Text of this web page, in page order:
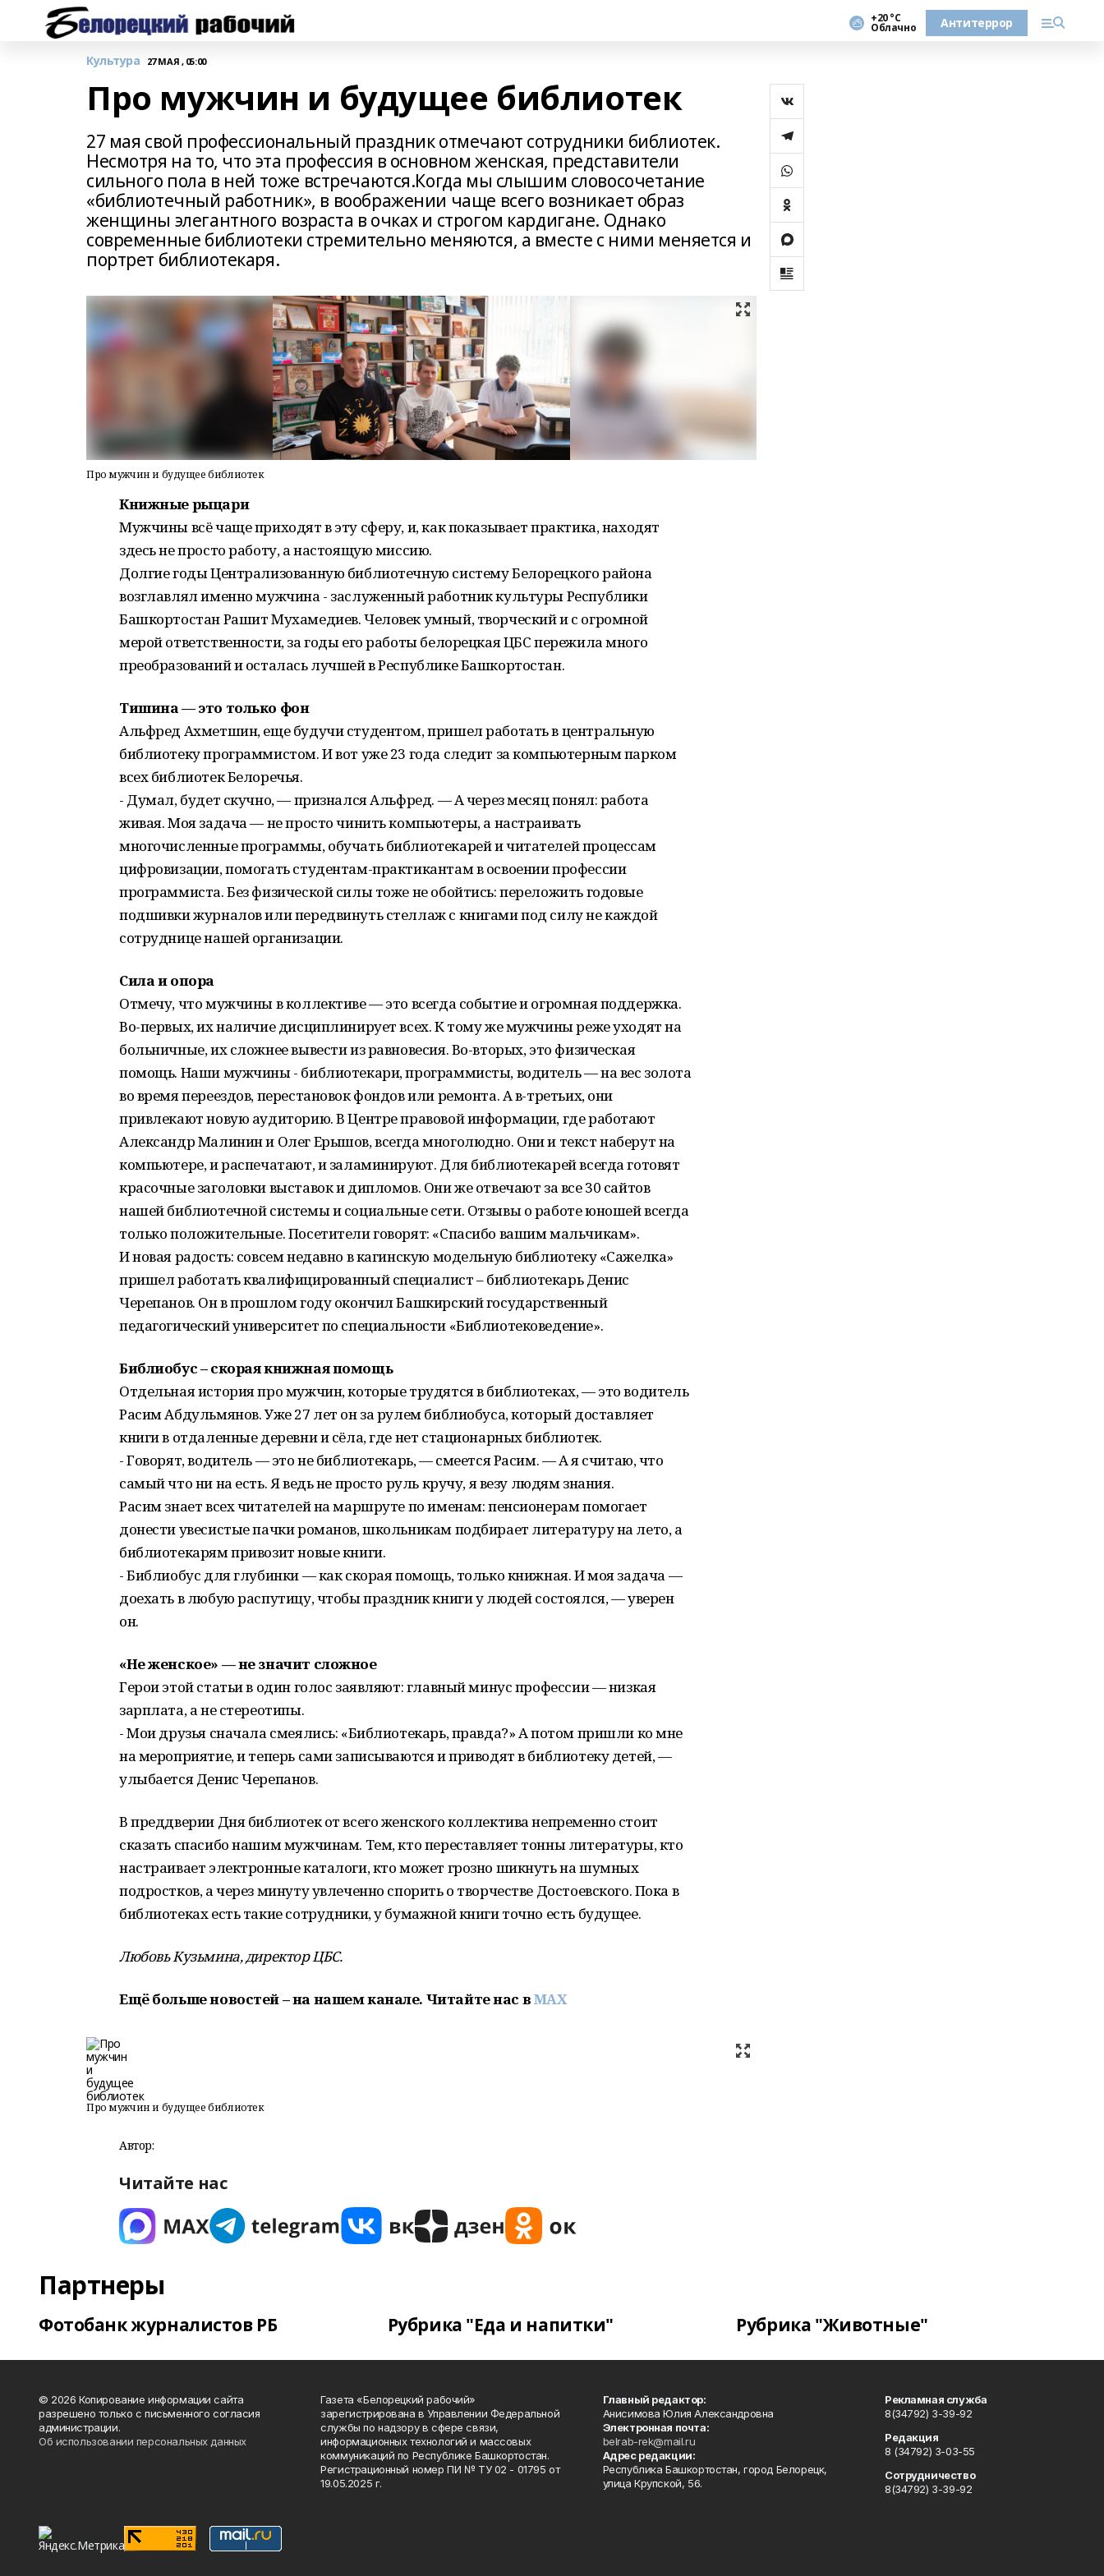
+20 °С
Облачно Антитеррор
Культура 27 МАЯ , 05:00
Про мужчин и будущее библиотек
27 мая свой профессиональный праздник отмечают сотрудники библиотек.
Несмотря на то, что эта профессия в основном женская, представители
сильного пола в ней тоже встречаются.Когда мы слышим словосочетание
«библиотечный работник», в воображении чаще всего возникает образ
женщины элегантного возраста в очках и строгом кардигане. Однако
современные библиотеки стремительно меняются, а вместе с ними меняется и
портрет библиотекаря.
Про мужчин и будущее библиотек
Книжные рыцари
Мужчины всё чаще приходят в эту сферу, и, как показывает практика, находят
здесь не просто работу, а настоящую миссию.
Долгие годы Централизованную библиотечную систему Белорецкого района
возглавлял именно мужчина - заслуженный работник культуры Республики
Башкортостан Рашит Мухамедиев. Человек умный, творческий и с огромной
мерой ответственности, за годы его работы белорецкая ЦБС пережила много
преобразований и осталась лучшей в Республике Башкортостан.
Тишина — это только фон
Альфред Ахметшин, еще будучи студентом, пришел работать в центральную
библиотеку программистом. И вот уже 23 года следит за компьютерным парком
всех библиотек Белоречья.
- Думал, будет скучно, — признался Альфред. — А через месяц понял: работа
живая. Моя задача — не просто чинить компьютеры, а настраивать
многочисленные программы, обучать библиотекарей и читателей процессам
цифровизации, помогать студентам-практикантам в освоении профессии
программиста. Без физической силы тоже не обойтись: переложить годовые
подшивки журналов или передвинуть стеллаж с книгами под силу не каждой
сотруднице нашей организации.
Сила и опора
Отмечу, что мужчины в коллективе — это всегда событие и огромная поддержка.
Во-первых, их наличие дисциплинирует всех. К тому же мужчины реже уходят на
больничные, их сложнее вывести из равновесия. Во-вторых, это физическая
помощь. Наши мужчины - библиотекари, программисты, водитель — на вес золота
во время переездов, перестановок фондов или ремонта. А в-третьих, они
привлекают новую аудиторию. В Центре правовой информации, где работают
Александр Малинин и Олег Ерышов, всегда многолюдно. Они и текст наберут на
компьютере, и распечатают, и заламинируют. Для библиотекарей всегда готовят
красочные заголовки выставок и дипломов. Они же отвечают за все 30 сайтов
нашей библиотечной системы и социальные сети. Отзывы о работе юношей всегда
только положительные. Посетители говорят: «Спасибо вашим мальчикам».
И новая радость: совсем недавно в кагинскую модельную библиотеку «Сажелка»
пришел работать квалифицированный специалист – библиотекарь Денис
Черепанов. Он в прошлом году окончил Башкирский государственный
педагогический университет по специальности «Библиотековедение».
Библиобус – скорая книжная помощь
Отдельная история про мужчин, которые трудятся в библиотеках, — это водитель
Расим Абдульмянов. Уже 27 лет он за рулем библиобуса, который доставляет
книги в отдаленные деревни и сёла, где нет стационарных библиотек.
- Говорят, водитель — это не библиотекарь, — смеется Расим. — А я считаю, что
самый что ни на есть. Я ведь не просто руль кручу, я везу людям знания.
Расим знает всех читателей на маршруте по именам: пенсионерам помогает
донести увесистые пачки романов, школьникам подбирает литературу на лето, а
библиотекарям привозит новые книги.
- Библиобус для глубинки — как скорая помощь, только книжная. И моя задача —
доехать в любую распутицу, чтобы праздник книги у людей состоялся, — уверен
он.
«Не женское» —не значит сложное
Герои этой статьи в один голос заявляют: главный минус профессии — низкая
зарплата, а не стереотипы.
- Мои друзья сначала смеялись: «Библиотекарь, правда?» А потом пришли ко мне
на мероприятие, и теперь сами записываются и приводят в библиотеку детей, —
улыбается Денис Черепанов.
В преддверии Дня библиотек от всего женского коллектива непременно стоит
сказать спасибо нашим мужчинам. Тем, кто переставляет тонны литературы, кто
настраивает электронные каталоги, кто может грозно шикнуть на шумных
подростков, а через минуту увлеченно спорить о творчестве Достоевского. Пока в
библиотеках есть такие сотрудники, у бумажной книги точно есть будущее.
Любовь Кузьмина, директор ЦБС.
Ещё больше новостей – на нашем канале. Читайте нас вMAX
Про мужчин и будущее библиотек
Автор:
Читайте нас
Партнеры
Фотобанк журналистов РБ Рубрика "Еда и напитки" Рубрика "Животные"
© 2026 Копирование информации сайта
разрешено только с письменного согласия
администрации.
Об использовании персональных данных
Газета «Белорецкий рабочий»
зарегистрирована в Управлении Федеральной
службы по надзору в сфере связи,
информационных технологий и массовых
коммуникаций по Республике Башкортостан.
Регистрационный номер ПИ № ТУ 02 - 01795 от
19.05.2025 г.
Главный редактор:
Анисимова Юлия Александровна
Электронная почта:
belrab-rek@mail.ru
Адрес редакции:
Республика Башкортостан, город Белорецк,
улица Крупской, 56.
Рекламная служба
8(34792) 3-39-92
Редакция
8 (34792) 3-03-55
Сотрудничество
8(34792) 3-39-92